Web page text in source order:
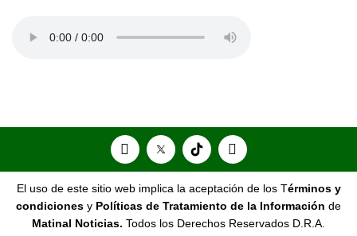
El uso de este sitio web implica la aceptación de los Términos y
condiciones y Políticas de Tratamiento de la Información de
Matinal Noticias. Todos los Derechos Reservados D.R.A.